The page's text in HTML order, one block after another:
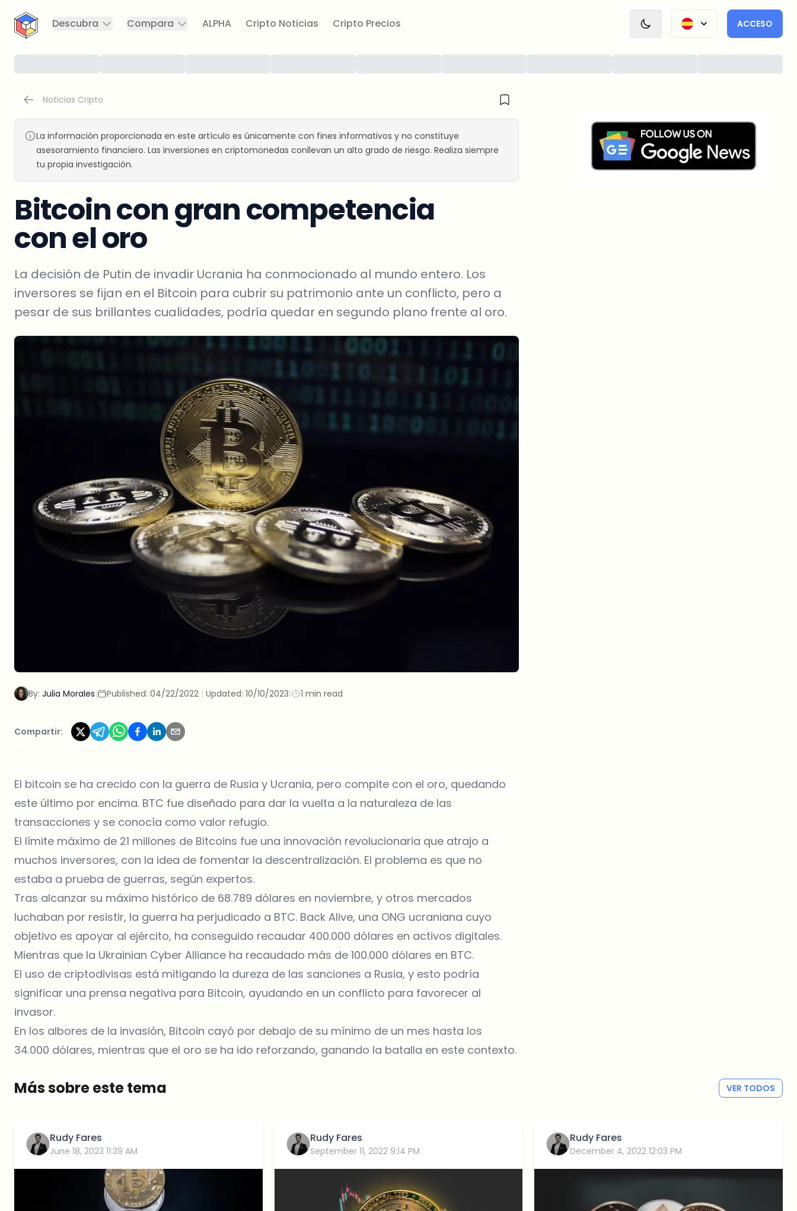
CryptoTicker
Descubra
Compara ALPHA Cripto Noticias Cripto Precios ACCESO
Noticias Cripto
La información proporcionada en este artículo es únicamente con fines informativos y no constituye
asesoramiento financiero. Las inversiones en criptomonedas conllevan un alto grado de riesgo. Realiza siempre
tu propia investigación.
Bitcoin con gran competencia
con el oro
La decisión de Putin de invadir Ucrania ha conmocionado al mundo entero. Los
inversores se fijan en el Bitcoin para cubrir su patrimonio ante un conflicto, pero a
pesar de sus brillantes cualidades, podría quedar en segundo plano frente al oro.
By: Julia Morales| Published: 04/22/2022 | Updated: 10/10/2023| 1 min read
Compartir:
El bitcoin se ha crecido con la guerra de Rusia y Ucrania, pero compite con el oro, quedando
este último por encima. BTC fue diseñado para dar la vuelta a la naturaleza de las
transacciones y se conocía como valor refugio.
El límite máximo de 21 millones de Bitcoins fue una innovación revolucionaria que atrajo a
muchos inversores, con la idea de fomentar la descentralización. El problema es que no
estaba a prueba de guerras, según expertos.
Tras alcanzar su máximo histórico de 68.789 dólares en noviembre, y otros mercados
luchaban por resistir, la guerra ha perjudicado a BTC. Back Alive, una ONG ucraniana cuyo
objetivo es apoyar al ejército, ha conseguido recaudar 400.000 dólares en activos digitales.
Mientras que la Ukrainian Cyber Alliance ha recaudado más de 100.000 dólares en BTC.
El uso de criptodivisas está mitigando la dureza de las sanciones a Rusia, y esto podría
significar una prensa negativa para Bitcoin, ayudando en un conflicto para favorecer al
invasor.
En los albores de la invasión, Bitcoin cayó por debajo de su mínimo de un mes hasta los
34.000 dólares, mientras que el oro se ha ido reforzando, ganando la batalla en este contexto.
Más sobre este tema VER TODOS
Rudy Fares
June 18, 2023 11:39 AM
Rudy Fares
September 11, 2022 9:14 PM
Rudy Fares
December 4, 2022 12:03 PM